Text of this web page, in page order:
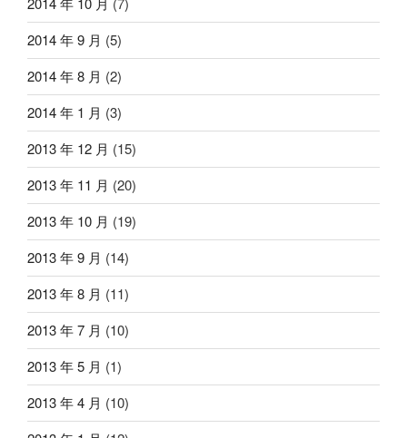
2014 年 9 月 (5)
2014 年 8 月 (2)
2014 年 1 月 (3)
2013 年 12 月 (15)
2013 年 11 月 (20)
2013 年 10 月 (19)
2013 年 9 月 (14)
2013 年 8 月 (11)
2013 年 7 月 (10)
2013 年 5 月 (1)
2013 年 4 月 (10)